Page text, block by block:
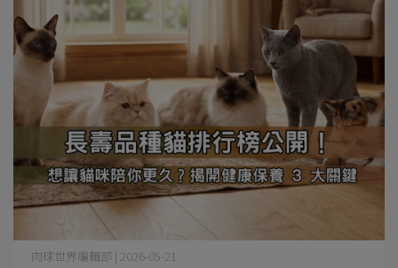
肉球世界編輯部 | 2026-05-21